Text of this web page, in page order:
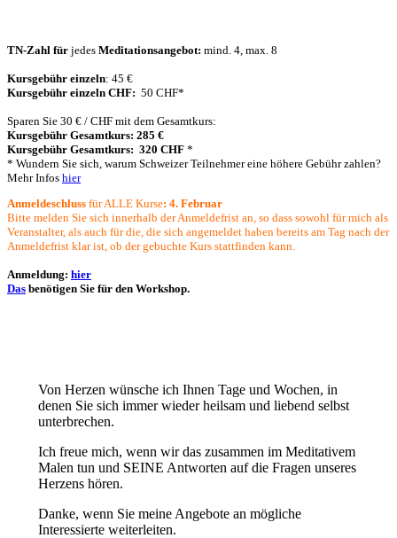
TN-Zahl für jedes Meditationsangebot: mind. 4, max. 8
Kursgebühr einzeln: 45 €
Kursgebühr einzeln CHF: 50 CHF*
Sparen Sie 30 € / CHF mit dem Gesamtkurs:
Kursgebühr Gesamtkurs: 285 €
Kursgebühr Gesamtkurs: 320 CHF *
* Wundern Sie sich, warum Schweizer Teilnehmer eine höhere Gebühr zahlen?
Mehr Infos hier
Anmeldeschluss für ALLE Kurse: 4. Februar
Bitte melden Sie sich innerhalb der Anmeldefrist an, so dass sowohl für mich als
Veranstalter, als auch für die, die sich angemeldet haben bereits am Tag nach der
Anmeldefrist klar ist, ob der gebuchte Kurs stattfinden kann.
Anmeldung: hier
Das benötigen Sie für den Workshop.
Von Herzen wünsche ich Ihnen Tage und Wochen, in
denen Sie sich immer wieder heilsam und liebend selbst
unterbrechen.
Ich freue mich, wenn wir das zusammen im Meditativem
Malen tun und SEINE Antworten auf die Fragen unseres
Herzens hören.
Danke, wenn Sie meine Angebote an mögliche
Interessierte weiterleiten.